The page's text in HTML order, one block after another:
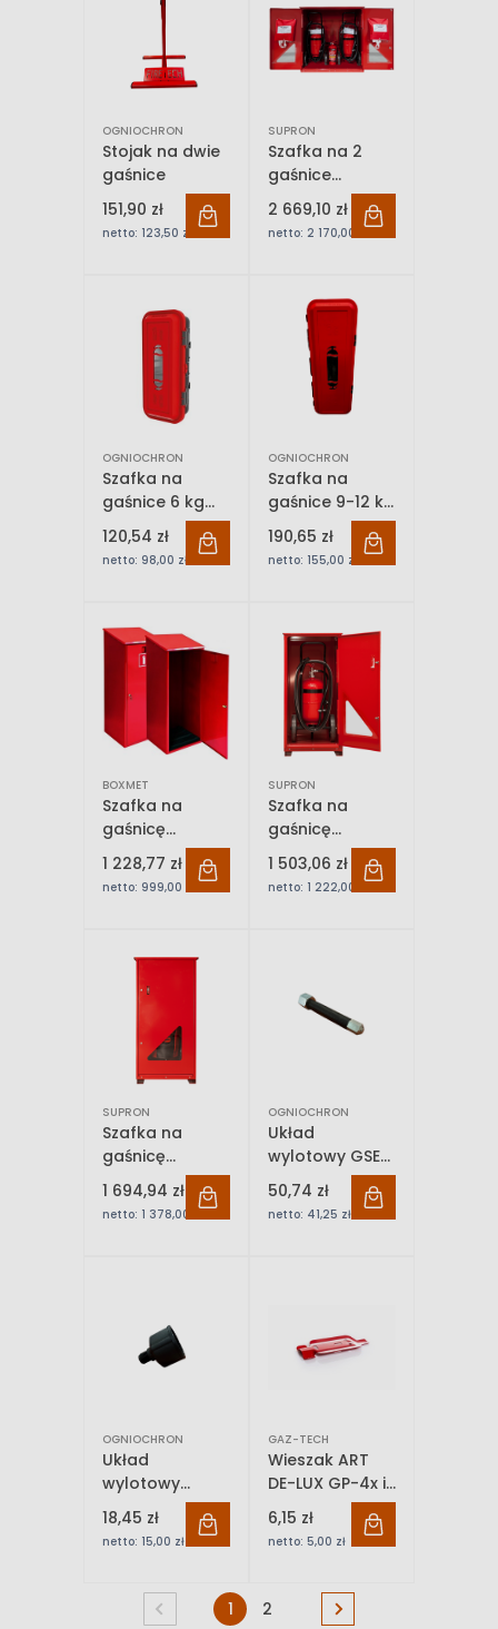
OGNIOCHRON
Stojak na dwie
gaśnice
151,90 zł
netto: 123,50 zł
SUPRON
Szafka na 2
gaśnice
przewoźne
25kg SUPRON
2 669,10 zł
netto: 2 170,00 zł
OGNIOCHRON
Szafka na
gaśnice 6 kg
Bawer
120,54 zł
netto: 98,00 zł
OGNIOCHRON
Szafka na
gaśnice 9-12 kg
GS-5 Bawer
190,65 zł
netto: 155,00 zł
BOXMET
Szafka na
gaśnicę
przewoźną AP-
25 Boxmet
1 228,77 zł
netto: 999,00 zł
SUPRON
Szafka na
gaśnicę
przewoźną AP-
25 SUPRON
1 503,06 zł
netto: 1 222,00 zł
SUPRON
Szafka na
gaśnicę
przewoźną AP-
50 SUPRON
1 694,94 zł
netto: 1 378,00 zł
OGNIOCHRON
Układ
wylotowy GSE-
2 Ogniochron
50,74 zł
netto: 41,25 zł
OGNIOCHRON
Układ
wylotowy
GWG-2x
ABF/MP
Ogniochron
18,45 zł
netto: 15,00 zł
GAZ-TECH
Wieszak ART
DE-LUX GP-4x i
GP-6x
6,15 zł
netto: 5,00 zł
1 2